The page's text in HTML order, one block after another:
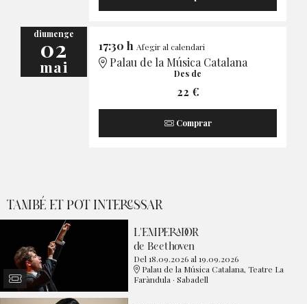
diumenge
02
mai
17:30 h Afegir al calendari
Palau de la Música Catalana
Des de
22 €
Comprar
TAMBÉ ET POT INTERESSAR
L'EMPERADOR
de Beethoven
Del 18.09.2026al 19.09.2026
Palau de la Música Catalana, Teatre La
Faràndula · Sabadell